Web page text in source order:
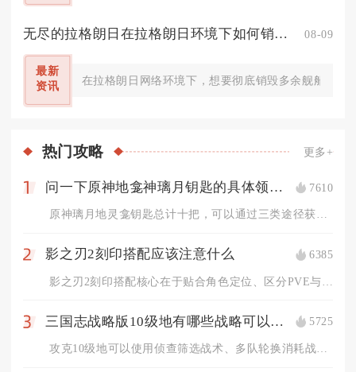
无尽的拉格朗日在拉格朗日环境下如何销毁无尽的舰船 08-09
最新
资讯
在拉格朗日网络环境下，想要彻底销毁多余舰船分
热门攻略 更多+
问一下原神地龛神璃月钥匙的具体领取方式 7610
原神璃月地灵龛钥匙总计十把，可以通过三类途径获取，分别为璃月...
2 影之刃2刻印搭配应该注意什么 6385
3 三国志战略版10级地有哪些战略可以使用 5725